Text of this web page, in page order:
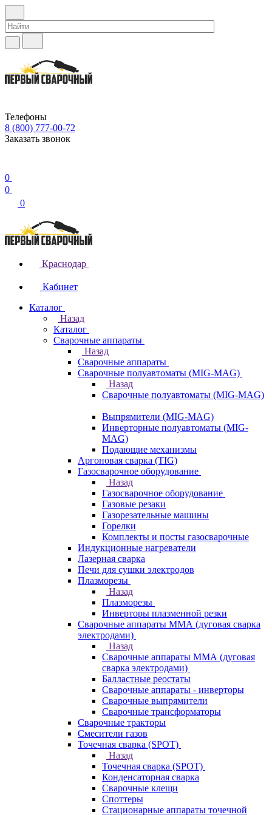
Телефоны
8 (800) 777-00-72
Заказать звонок
0
0
0
Краснодар
Кабинет
Каталог
Назад
Каталог
Сварочные аппараты
Назад
Сварочные аппараты
Сварочные полуавтоматы (MIG-MAG)
Назад
Сварочные полуавтоматы (MIG-MAG)
Выпрямители (MIG-MAG)
Инверторные полуавтоматы (MIG-
MAG)
Подающие механизмы
Аргоновая сварка (TIG)
Газосварочное оборудование
Назад
Газосварочное оборудование
Газовые резаки
Газорезательные машины
Горелки
Комплекты и посты газосварочные
Индукционные нагреватели
Лазерная сварка
Печи для сушки электродов
Плазморезы
Назад
Плазморезы
Инверторы плазменной резки
Сварочные аппараты ММА (дуговая сварка
электродами)
Назад
Сварочные аппараты ММА (дуговая
сварка электродами)
Балластные реостаты
Сварочные аппараты - инверторы
Сварочные выпрямители
Сварочные трансформаторы
Сварочные тракторы
Смесители газов
Точечная сварка (SPOT)
Назад
Точечная сварка (SPOT)
Конденсаторная сварка
Сварочные клещи
Споттеры
Стационарные аппараты точечной